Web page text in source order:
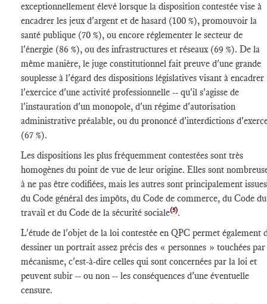
exceptionnellement élevé lorsque la disposition contestée vise à
encadrer les jeux d'argent et de hasard (100 %), promouvoir la
santé publique (70 %), ou encore réglementer le secteur de
l'énergie (86 %), ou des infrastructures et réseaux (69 %). De la
même manière, le juge constitutionnel fait preuve d'une grande
souplesse à l'égard des dispositions législatives visant à encadrer
l'exercice d'une activité professionnelle -- qu'il s'agisse de
l'instauration d'un monopole, d'un régime d'autorisation
administrative préalable, ou du prononcé d'interdictions
(67 %).
Les dispositions les plus fréquemment contestées sont très
homogènes du point de vue de leur origine. Elles sont
à ne pas être codifiées, mais les autres sont principalement issues
du Code général des impôts, du Code de commerce, du Code du
travail et du Code de la sécurité sociale(5).
L'étude de l'objet de la loi contestée en QPC permet également
dessiner un portrait assez précis des « personnes » touchées
mécanisme, c'est-à-dire celles qui sont concernées par la loi et
peuvent subir -- ou non -- les conséquences d'une éventuelle
censure.